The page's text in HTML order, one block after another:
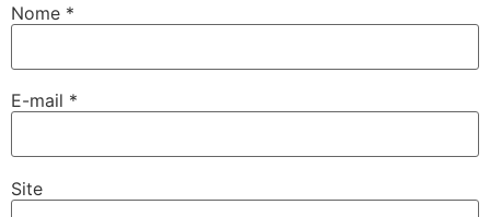
Nome *
E-mail *
Site